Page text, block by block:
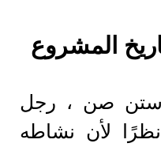
صن ، رجل
لأن نشاطه